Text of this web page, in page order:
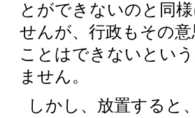
とができないのと同
せんが、行政もその
ことはできないとい
ません。
しかし、放置すると